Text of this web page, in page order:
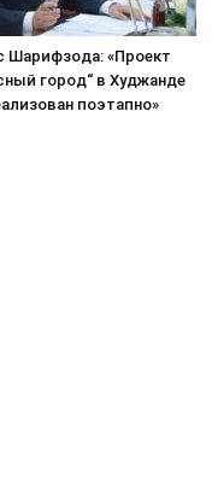
Шарифзода: «Проект
город“ в Худжанде
поэтапно»